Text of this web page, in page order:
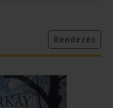
Rendezés